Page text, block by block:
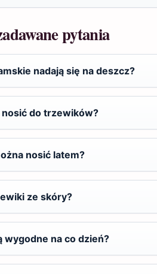
pytania
nadają się na deszcz?
do trzewików?
nosić latem?
ze skóry?
wygodne na co dzień?